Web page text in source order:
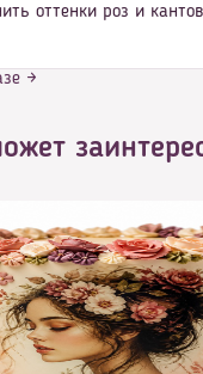
оттенки роз и
→